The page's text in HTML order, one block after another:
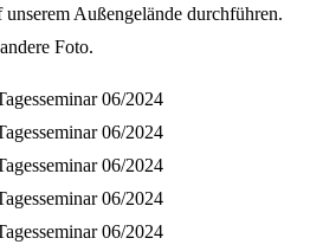
Außengelände durchführen.
Foto.